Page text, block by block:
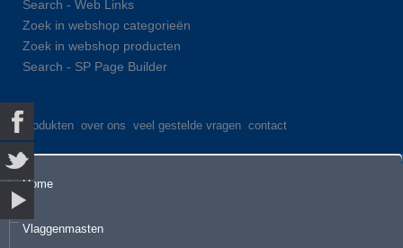
Search - Web Links
Zoek in webshop categorieën
Zoek in webshop producten
Search - SP Page Builder
produkten over ons veel gestelde vragen contact
Home
Vlaggenmasten